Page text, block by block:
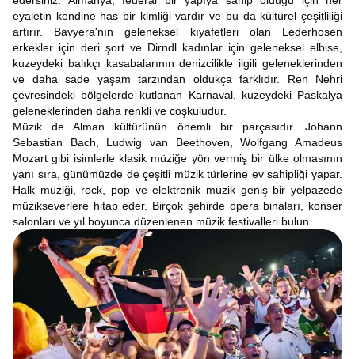
eyaletin kendine has bir kimliği vardır ve bu da kültürel çeşitliliği
artırır. Bavyera'nın geleneksel kıyafetleri olan Lederhosen
erkekler için deri şort ve Dirndl kadınlar için geleneksel elbise,
kuzeydeki balıkçı kasabalarının denizcilikle ilgili geleneklerinden
ve daha sade yaşam tarzından oldukça farklıdır. Ren Nehri
çevresindeki bölgelerde kutlanan Karnaval, kuzeydeki Paskalya
geleneklerinden daha renkli ve coşkuludur.
Müzik de Alman kültürünün önemli bir parçasıdır. Johann
Sebastian Bach, Ludwig van Beethoven, Wolfgang Amadeus
Mozart gibi isimlerle klasik müziğe yön vermiş bir ülke olmasının
yanı sıra, günümüzde de çeşitli müzik türlerine ev sahipliği yapar.
Halk müziği, rock, pop ve elektronik müzik geniş bir yelpazede
müzikseverlere hitap eder. Birçok şehirde opera binaları, konser
salonları ve yıl boyunca düzenlenen müzik festivalleri bulun